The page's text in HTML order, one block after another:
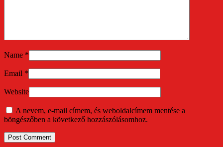
Name *
Email *
Website
A nevem, e-mail címem, és weboldalcímem mentése a
böngészőben a következő hozzászólásomhoz.